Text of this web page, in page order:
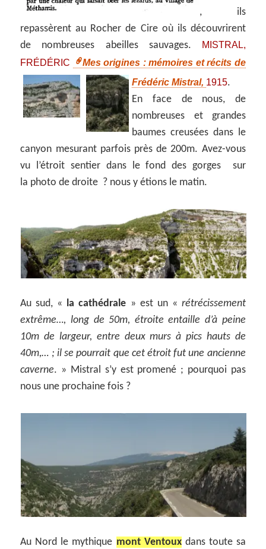
, ils
repassèrent au Rocher de Cire où ils découvrirent
de nombreuses abeilles sauvages.
MISTRAL,
FRÉDÉRIC
Mes origines : mémoires et récits de
Frédéric Mistral, 1915.
En face de nous, de
nombreuses et grandes
baumes creusées dans le
canyon mesurant parfois près de 200m. Avez-vous
vu l’étroit sentier dans le fond des gorges sur
la photo de droite ? nous y étions le matin.
Au sud, « la cathédrale » est un « rétrécissement
extrême…, long de 50m, étroite entaille d’à peine
10m de largeur, entre deux murs à pics hauts de
40m,… ; il se pourrait que cet étroit fut une ancienne
caverne. » Mistral s’y est promené ; pourquoi pas
nous une prochaine fois ?
Au Nord le mythique mont Ventouxdans toute sa